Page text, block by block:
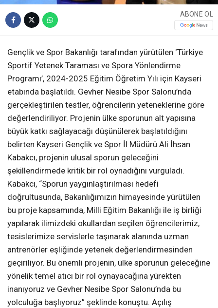
ABONE OL
Gençlik ve Spor Bakanlığı tarafından yürütülen ‘Türkiye
Sportif Yetenek Taraması ve Spora Yönlendirme
Programı’, 2024-2025 Eğitim Öğretim Yılı için Kayseri
etabında başlatıldı. Gevher Nesibe Spor Salonu’nda
gerçekleştirilen testler, öğrencilerin yeteneklerine göre
değerlendiriliyor. Projenin ülke sporunun alt yapısına
büyük katkı sağlayacağı düşünülerek başlatıldığını
belirten Kayseri Gençlik ve Spor İl Müdürü Ali İhsan
Kabakcı, projenin ulusal sporun geleceğini
şekillendirmede kritik bir rol oynadığını vurguladı.
Kabakcı, “Sporun yaygınlaştırılması hedefi
doğrultusunda, Bakanlığımızın himayesinde yürütülen
bu proje kapsamında, Milli Eğitim Bakanlığı ile iş birliği
yapılarak ilimizdeki okullardan seçilen öğrencilerimiz,
tesislerimize servislerle taşınarak alanında uzman
antrenörler eşliğinde yetenek değerlendirmesinden
geçiriliyor. Bu önemli projenin, ülke sporunun geleceğine
yönelik temel atıcı bir rol oynayacağına yürekten
inanıyoruz ve Gevher Nesibe Spor Salonu’nda bu
yolculuğa başlıyoruz” şeklinde konuştu. Açılış